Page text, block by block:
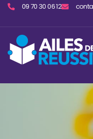
09 70 30 06 12